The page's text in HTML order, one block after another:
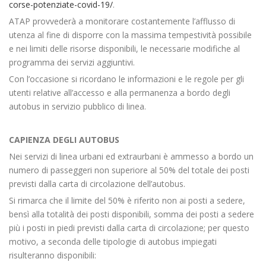
corse-potenziate-covid-19/.
ATAP provvederà a monitorare costantemente l’afflusso di
utenza al fine di disporre con la massima tempestività possibile
e nei limiti delle risorse disponibili, le necessarie modifiche al
programma dei servizi aggiuntivi.
Con l’occasione si ricordano le informazioni e le regole per gli
utenti relative all’accesso e alla permanenza a bordo degli
autobus in servizio pubblico di linea.
CAPIENZA DEGLI AUTOBUS
Nei servizi di linea urbani ed extraurbani è ammesso a bordo un
numero di passeggeri non superiore al 50% del totale dei posti
previsti dalla carta di circolazione dell’autobus.
Si rimarca che il limite del 50% è riferito non ai posti a sedere,
bensì alla totalità dei posti disponibili, somma dei posti a sedere
più i posti in piedi previsti dalla carta di circolazione; per questo
motivo, a seconda delle tipologie di autobus impiegati
risulteranno disponibili: